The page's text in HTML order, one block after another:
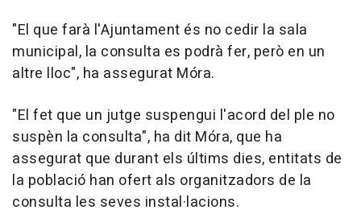
"El que farà l'Ajuntament és no cedir la sala
municipal, la consulta es podrà fer, però en un
altre lloc", ha assegurat Móra.
"El fet que un jutge suspengui l'acord del ple no
suspèn la consulta", ha dit Móra, que ha
assegurat que durant els últims dies, entitats de
la població han ofert als organitzadors de la
consulta les seves instal·lacions.